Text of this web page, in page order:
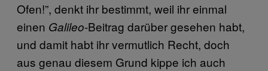
Ofen!”, denkt ihr bestimmt, weil ihr einmal
einen Galileo-Beitrag darüber gesehen habt,
und damit habt ihr vermutlich Recht, doch
aus genau diesem Grund kippe ich auch